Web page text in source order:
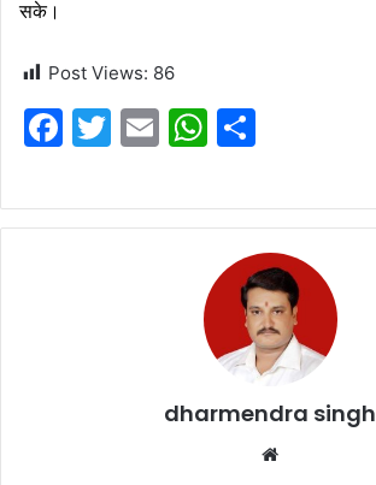
सके।
Post Views: 86
F
c
e
T
itt
er
E
ai
l
W
at
s
A
p
ar
e
dharmendra singh
Website